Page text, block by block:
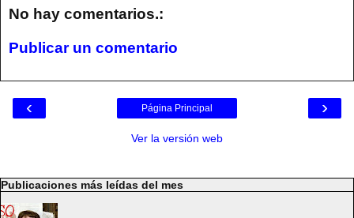
No hay comentarios.:
Publicar un comentario
‹ ›
Página Principal
Ver la versión web
Publicaciones más leídas del mes